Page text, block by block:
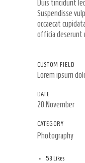
Duis tincidunt
Suspendisse
occaecat
officia deserunt
CUSTOM FIELD
Lorem ipsum
DATE
20 November
CATEGORY
Photography
58 Likes